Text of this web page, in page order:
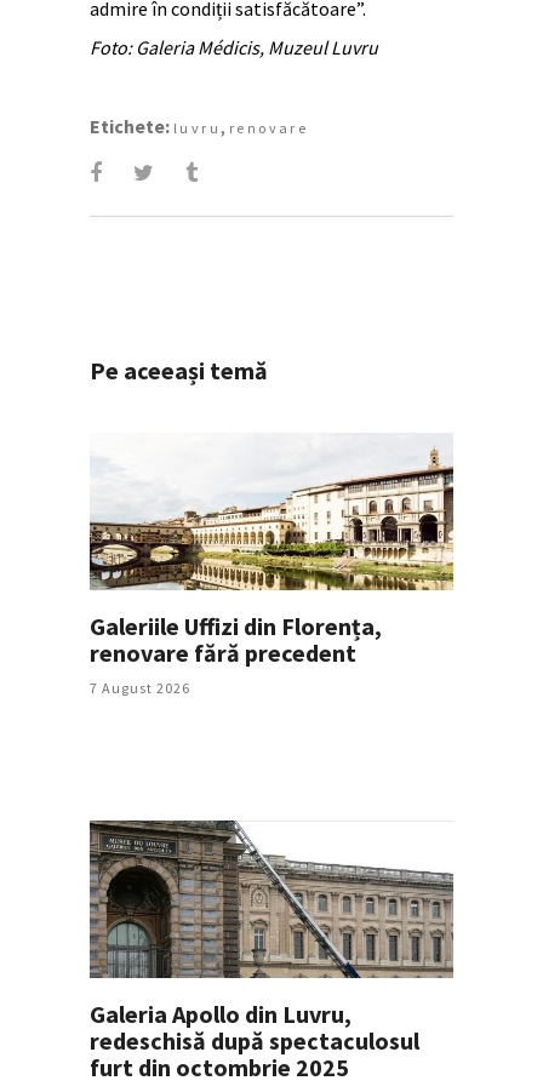
admire în condiții satisfăcătoare”.
Foto: Galeria Médicis, Muzeul Luvru
Etichete: luvru , renovare
Pe aceeași temă
Galeriile Uffizi din Florența,
renovare fără precedent
7 August 2026
Galeria Apollo din Luvru,
redeschisă după spectaculosul
furt din octombrie 2025